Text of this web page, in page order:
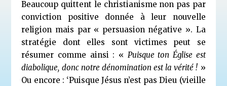
Beaucoup quittent le christianisme non pas par
conviction positive donnée à leur nouvelle
religion mais par « persuasion négative ». La
stratégie dont elles sont victimes peut se
résumer comme ainsi : « Puisque ton Église est
diabolique, donc notre dénomination est la vérité ! »
Ou encore : ‘Puisque Jésus n’est pas Dieu (vieille